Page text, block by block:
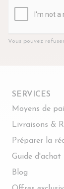
Vous pouvez
SERVICES
Moyens de
Livraisons &
Préparer la
Guide d'achat
Blog